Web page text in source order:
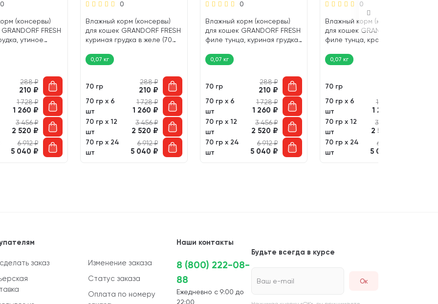
0
(консервы)
FRESH
утиное
288₽
210 ₽
1 728₽
1 260 ₽
3 456₽
2 520 ₽
6 912₽
5 040 ₽
0
Влажный корм (консервы)
для кошек GRANDORF FRESH
куриная грудка в желе (70
0,07 кг
70 гр
288₽
210 ₽
70 гр х 6
шт
1 728₽
1 260 ₽
70 гр х 12
шт
3 456₽
2 520 ₽
70 гр х 24
шт
6 912₽
5 040 ₽
0
Влажный корм (консервы)
для кошек GRANDORF FRESH
филе тунца, куриная грудка
0,07 кг
70 гр
288₽
210 ₽
70 гр х 6
шт
1 728₽
1 260 ₽
70 гр х 12
шт
3 456₽
2 520 ₽
70 гр х 24
шт
6 912₽
5 040 ₽
0
Влажный корм (консервы)
для кошек GRANDORF FRESH
филе тунца, краб в желе (70
0,07 кг
70 гр
70 гр х 6
шт
1 728
1 260
70 гр х 12
шт
3 456
2 520
70 гр х 24
шт
6 912
5 040
заказ
Изменение заказа
Статус заказа
Оплата по номеру
Наши контакты
8 (800) 222-08-
88
Ежедневно с 9:00 до
22:00
Будьте всегда в курсе
Ваш e-mail